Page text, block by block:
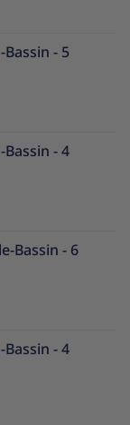
- 5
- 4
Bassin - 6
- 4